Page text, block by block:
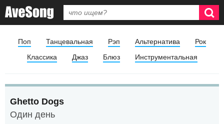
Поп Танцевальная Рэп Альтернатива
Рок
Классика
Джаз Блюз Инструментальная
Ghetto Dogs
Один день